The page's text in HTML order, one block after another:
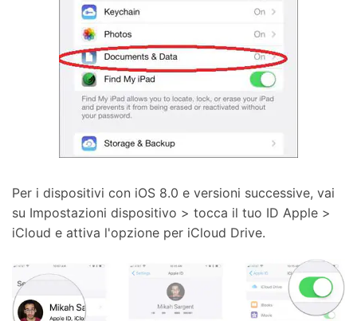
Per i dispositivi con iOS 8.0 e versioni successive, vai
su Impostazioni dispositivo > tocca il tuo ID Apple >
iCloud e attiva l'opzione per iCloud Drive.